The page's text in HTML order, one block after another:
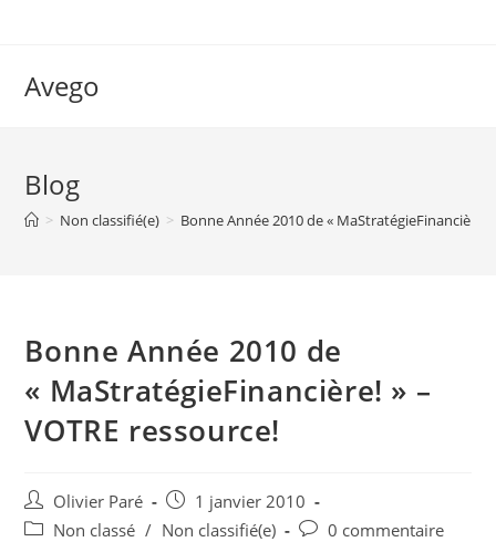
Avego
Blog
> Non classifié(e) > Bonne Année 2010 de « MaStratégieFinancière!
Bonne Année 2010 de
« MaStratégieFinancière! » –
VOTRE ressource!
Auteur/autrice
de
Olivier Paré
Post
published:
1 janvier 2010
PostNon classé / Non classifié(e)
Post0 commentaire